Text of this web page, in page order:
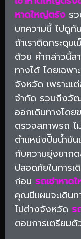
หาดใหญ่ตรัง ร
บทความนี้ ไปดูกั
ถ้าเราติดกระดุม
ด้วย คำกล่าวนี้ส
ทางได้ โดยเฉพา
จังหวัด เพราะแ
จำกัด รวมถึงวั
ออกเดินทางโดย
ตรวจสภาพรถ ไ
ตำแหน่งปั๊มน้ำมั
กับความยุ่งยาก
ปลอดภัยในการ
ก่อน รถเช่าหาด
คุณมีแผนจะเดินท
ไปต่างจังหวัด ร
ตอนการเตรียม